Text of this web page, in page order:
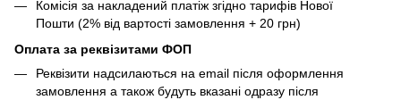
Комісія за накладений платіж згідно тарифів Нової
Пошти (2% від вартості замовлення + 20 грн)
Оплата за реквізитами ФОП
Реквізити надсилаються на email після оформлення
замовлення а також будуть вказані одразу після